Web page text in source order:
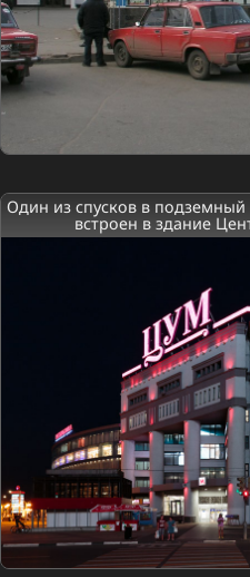
Один из спусков в
встроен в здание